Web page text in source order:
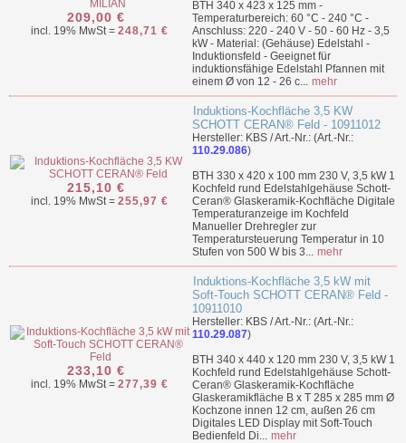
209,00 €
incl. 19% MwSt = 248,71 €
BTH 340 x 423 x 125 mm -
Temperaturbereich: 60 °C - 240 °C -
Anschluss: 220 - 240 V - 50 - 60 Hz - 3,5
kW - Material: (Gehäuse) Edelstahl -
Induktionsfeld - Geeignet für
induktionsfähige Edelstahl Pfannen mit
einem Ø von 12 - 26 c... mehr
215,10 €
incl. 19% MwSt = 255,97 €
Induktions-Kochfläche 3,5 KW
SCHOTT CERAN® Feld - 10911012
Hersteller: KBS / Art.-Nr.: (Art.-Nr.:
110.29.086)
BTH 330 x 420 x 100 mm 230 V, 3,5 kW 1
Kochfeld rund Edelstahlgehäuse Schott-
Ceran® Glaskeramik-Kochfläche Digitale
Temperaturanzeige im Kochfeld
Manueller Drehregler zur
Temperatursteuerung Temperatur in 10
Stufen von 500 W bis 3... mehr
233,10 €
incl. 19% MwSt = 277,39 €
Induktions-Kochfläche 3,5 kW mit
Soft-Touch SCHOTT CERAN® Feld -
10911010
Hersteller: KBS / Art.-Nr.: (Art.-Nr.:
110.29.087)
BTH 340 x 440 x 120 mm 230 V, 3,5 kW 1
Kochfeld rund Edelstahlgehäuse Schott-
Ceran® Glaskeramik-Kochfläche
Glaskeramikfläche B x T 285 x 285 mm Ø
Kochzone innen 12 cm, außen 26 cm
Digitales LED Display mit Soft-Touch
Bedienfeld Di... mehr